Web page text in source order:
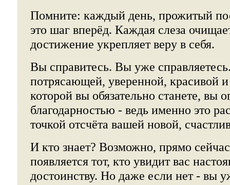
Помните: каждый день, прожитый
это шаг вперёд. Каждая слеза
достижение укрепляет веру в себя.
Вы справитесь. Вы уже
потрясающей, уверенной, красивой
которой вы обязательно станете, вы
благодарностью - ведь именно это
точкой отсчёта вашей новой,
И кто знает? Возможно, прямо
появляется тот, кто увидит вас
достоинству. Но даже если нет - вы